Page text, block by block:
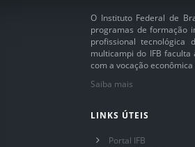
O Instituto Federal de
programas de formação
profissional tecnológica
multicampi do IFB
com a vocação
Saiba mais
LINKS ÚTEIS
Portal IFB